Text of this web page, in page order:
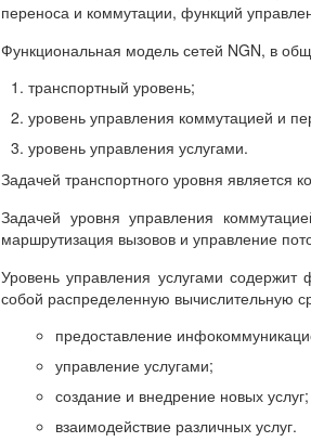
переноса и коммутации, функций
Функциональная модель сетей NGN, в
транспортный уровень;
уровень управления коммутацией и
уровень управления услугами.
Задачей транспортного уровня является
Задачей уровня управления
маршрутизация вызовов и управление
Уровень управления услугами содержит
собой распределенную вычислительную
предоставление
управление услугами;
создание и внедрение новых услуг;
взаимодействие различных услуг.